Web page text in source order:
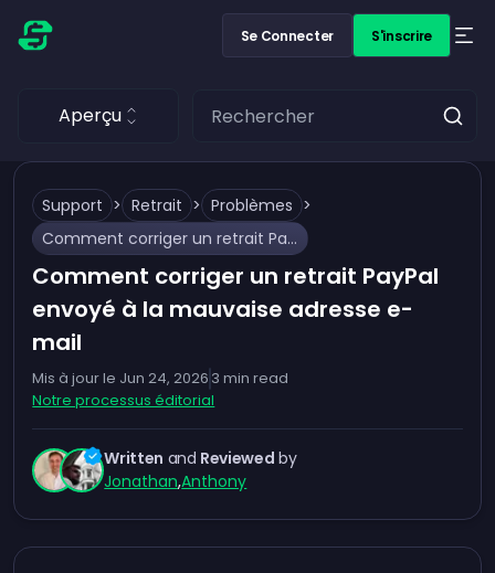
Se Connecter S'inscrire
Aperçu
Support > Retrait > Problèmes >
Comment corriger un retrait PayPal envoyé à la mauvaise adresse e-mail
Comment corriger un retrait PayPal
envoyé à la mauvaise adresse e-
mail
Mis à jour le Jun 24, 2026 3 min read
Notre processus éditorial
Written and Reviewed by
Jonathan,Anthony